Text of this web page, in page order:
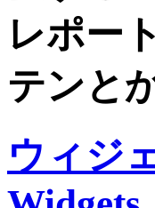
レポー
テンと
ウィジ